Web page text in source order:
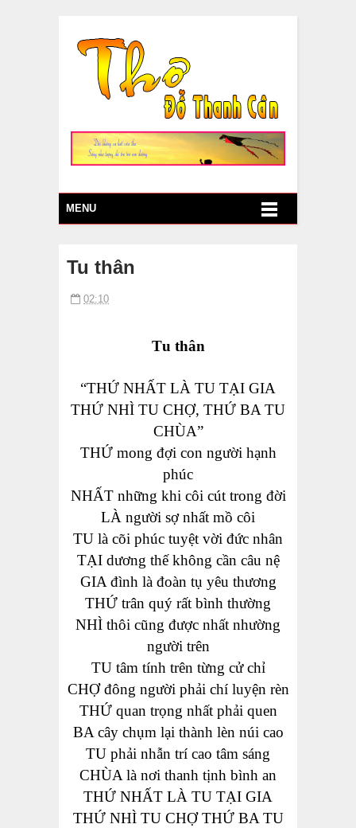
MENU
Tu thân
02:10
Tu thân
“THỨ NHẤT LÀ TU TẠI GIA
THỨ NHÌ TU CHỢ, THỨ BA TU
CHÙA”
THỨ mong đợi con người hạnh
phúc
NHẤT những khi côi cút trong đời
LÀ người sợ nhất mồ côi
TU là cõi phúc tuyệt vời đức nhân
TẠI dương thế không cần câu nệ
GIA đình là đoàn tụ yêu thương
THỨ trân quý rất bình thường
NHÌ thôi cũng được nhất nhường
người trên
TU tâm tính trên từng cử chỉ
CHỢđông người phải chí luyện rèn
THỨ quan trọng nhất phải quen
BA cây chụm lại thành lèn núi cao
TU phải nhẫn trí cao tâm sáng
CHÙA là nơi thanh tịnh bình an
THỨ NHẤT LÀ TU TẠI GIA
THỨ NHÌ TU CHỢ THỨ BA TU